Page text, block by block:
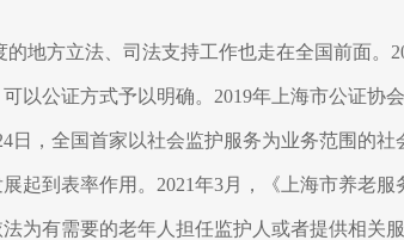
的地方立法、司法支持工作也走在全国前面。
以公证方式予以明确。 2019年上海市公证协
日，全国首家以社会监护服务为业务范围的
起到表率作用。 2021年3月，《上海市养老服
为有需要的老年人担任监护人或者提供相关